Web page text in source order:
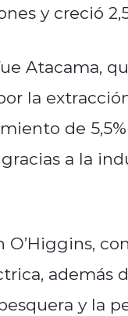
y creció
Atacama,
la
de
gracias a la
además
y la